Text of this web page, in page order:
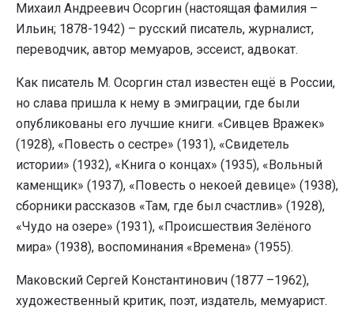
Михаил Андреевич Осоргин (настоящая фамилия –
Ильин; 1878-1942) – русский писатель, журналист,
переводчик, автор мемуаров, эссеист, адвокат.
Как писатель М. Осоргин стал известен ещё в России,
но слава пришла к нему в эмиграции, где были
опубликованы его лучшие книги. «Сивцев Вражек»
(1928), «Повесть о сестре» (1931), «Свидетель
истории» (1932), «Книга о концах» (1935), «Вольный
каменщик» (1937), «Повесть о некоей девице» (1938),
сборники рассказов «Там, где был счастлив» (1928),
«Чудо на озере» (1931), «Происшествия Зелёного
мира» (1938), воспоминания «Времена» (1955).
Маковский Сергей Константинович (1877 –1962),
художественный критик, поэт, издатель, мемуарист.